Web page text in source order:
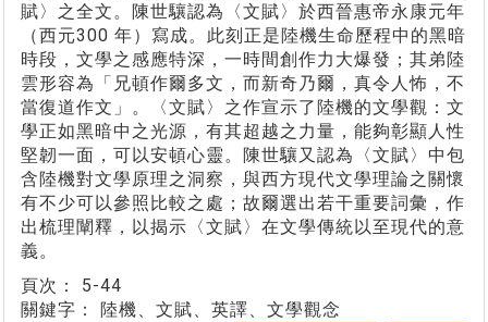
賦〉之全文。陳世驤認為〈文賦〉於西晉惠帝永康元年
（西元300 年）寫成。此刻正是陸機生命歷程中的黑暗
時段，文學之感應特深，一時間創作力大爆發；其弟陸
雲形容為「兄頓作爾多文，而新奇乃爾，真令人怖，不
當復道作文」。〈文賦〉之作宣示了陸機的文學觀：文
學正如黑暗中之光源，有其超越之力量，能夠彰顯人性
堅韌一面，可以安頓心靈。陳世驤又認為〈文賦〉中包
含陸機對文學原理之洞察，與西方現代文學理論之關懷
有不少可以參照比較之處；故爾選出若干重要詞彙，作
出梳理闡釋，以揭示〈文賦〉在文學傳統以至現代的意
義。
頁次： 5-44
關鍵字：
陸機、文賦、英譯、文學觀念